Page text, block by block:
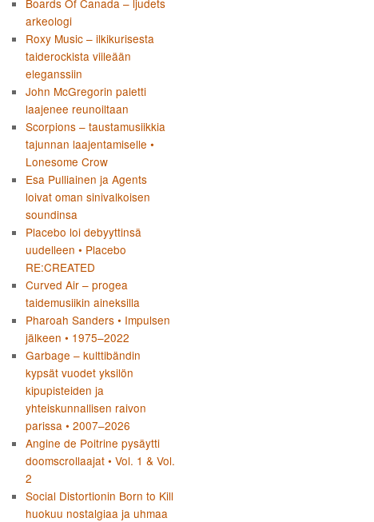
Boards Of Canada – ljudets
arkeologi
Roxy Music – ilkikurisesta
taiderockista viileään
eleganssiin
John McGregorin paletti
laajenee reunoiltaan
Scorpions – taustamusiikkia
tajunnan laajentamiselle •
Lonesome Crow
Esa Pulliainen ja Agents
loivat oman sinivalkoisen
soundinsa
Placebo loi debyyttinsä
uudelleen • Placebo
RE:CREATED
Curved Air – progea
taidemusiikin aineksilla
Pharoah Sanders • Impulsen
jälkeen • 1975–2022
Garbage – kulttibändin
kypsät vuodet yksilön
kipupisteiden ja
yhteiskunnallisen raivon
parissa • 2007–2026
Angine de Poitrine pysäytti
doomscrollaajat • Vol. 1 & Vol.
2
Social Distortionin Born to Kill
huokuu nostalgiaa ja uhmaa